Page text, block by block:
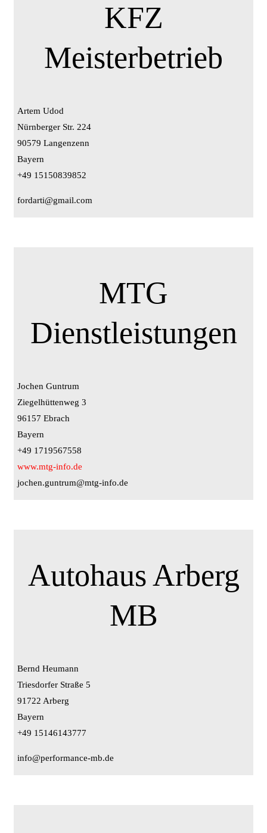
KFZ
Meisterbetrieb
Artem Udod
Nürnberger Str. 224
90579 Langenzenn
Bayern
+49 15150839852
fordarti@gmail.com
MTG
Dienstleistungen
Jochen Guntrum
Ziegelhüttenweg 3
96157 Ebrach
Bayern
+49 1719567558
www.mtg-info.de
jochen.guntrum@mtg-info.de
Autohaus Arberg
MB
Bernd Heumann
Triesdorfer Straße 5
91722 Arberg
Bayern
+49 15146143777
info@performance-mb.de